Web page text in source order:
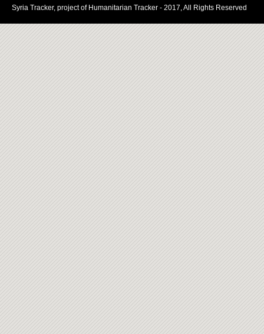
Syria Tracker, project of Humanitarian Tracker - 2017, All Rights Reserved